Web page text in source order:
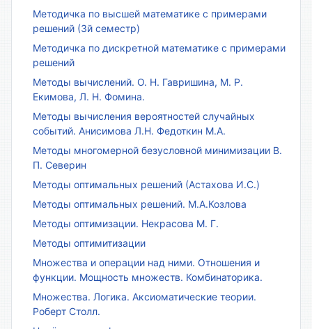
Методичка по высшей математике с примерами
решений (3й семестр)
Методичка по дискретной математике с примерами
решений
Методы вычислений. О. Н. Гавришина, М. Р.
Екимова, Л. Н. Фомина.
Методы вычисления вероятностей случайных
событий. Анисимова Л.Н. Федоткин М.А.
Методы многомерной безусловной минимизации В.
П. Северин
Методы оптимальных решений (Астахова И.С.)
Методы оптимальных решений. М.А.Козлова
Методы оптимизации. Некрасова М. Г.
Методы оптимитизации
Множества и операции над ними. Отношения и
функции. Мощность множеств. Комбинаторика.
Множества. Логика. Аксиоматические теории.
Роберт Столл.